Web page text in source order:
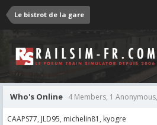
Le bistrot de la gare
Who's Online 4 Members, 1
CAAPS77 JLD95 michelin81 kyogre